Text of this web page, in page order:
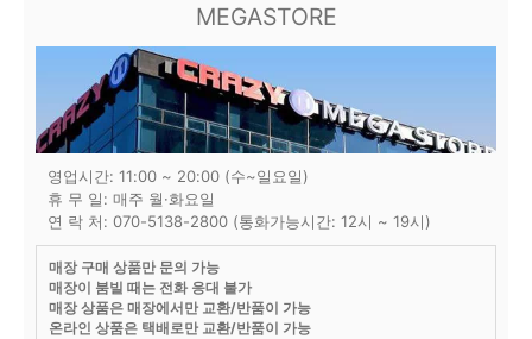
MEGASTORE
영업시간: 11:00 ~ 20:00 (수~일요일)
휴 무 일: 매주 월·화요일
연 락 처: 070-5138-2800 (통화가능시간: 12시 ~ 19시)
매장 구매 상품만 문의 가능
매장이 붐빌 때는 전화 응대 불가
매장 상품은 매장에서만 교환/반품이 가능
온라인 상품은 택배로만 교환/반품이 가능